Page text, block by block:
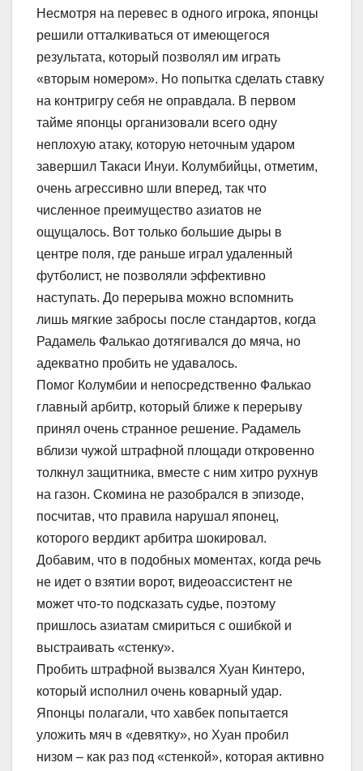
Несмотря на перевес в одного игрока, японцы
решили отталкиваться от имеющегося
результата, который позволял им играть
«вторым номером». Но попытка сделать ставку
на контригру себя не оправдала. В первом
тайме японцы организовали всего одну
неплохую атаку, которую неточным ударом
завершил Такаси Инуи. Колумбийцы, отметим,
очень агрессивно шли вперед, так что
численное преимущество азиатов не
ощущалось. Вот только большие дыры в
центре поля, где раньше играл удаленный
футболист, не позволяли эффективно
наступать. До перерыва можно вспомнить
лишь мягкие забросы после стандартов, когда
Радамель Фалькао дотягивался до мяча, но
адекватно пробить не удавалось.
Помог Колумбии и непосредственно Фалькао
главный арбитр, который ближе к перерыву
принял очень странное решение. Радамель
вблизи чужой штрафной площади откровенно
толкнул защитника, вместе с ним хитро рухнув
на газон. Скомина не разобрался в эпизоде,
посчитав, что правила нарушал японец,
которого вердикт арбитра шокировал.
Добавим, что в подобных моментах, когда речь
не идет о взятии ворот, видеоассистент не
может что-то подсказать судье, поэтому
пришлось азиатам смириться с ошибкой и
выстраивать «стенку».
Пробить штрафной вызвался Хуан Кинтеро,
который исполнил очень коварный удар.
Японцы полагали, что хавбек попытается
уложить мяч в «девятку», но Хуан пробил
низом – как раз под «стенкой», которая активно